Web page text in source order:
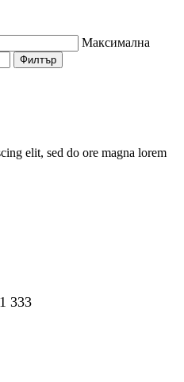
Максимална
Филтър
elit, sed do ore magna lorem
333